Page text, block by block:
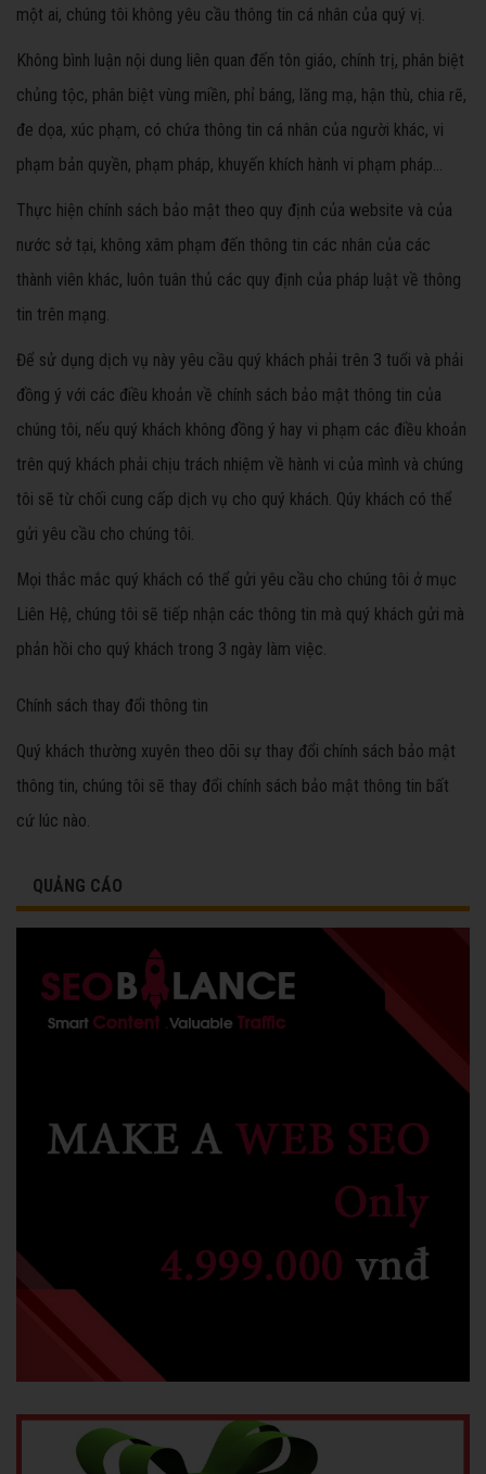
một ai, chúng tôi không yêu cầu thông tin cá nhân của quý vị.
Không bình luận nội dung liên quan đến tôn giáo, chính trị, phân biệt
chủng tộc, phân biệt vùng miền, phỉ báng, lăng mạ, hận thù, chia rẽ,
đe dọa, xúc phạm, có chứa thông tin cá nhân của người khác, vi
phạm bản quyền, phạm pháp, khuyến khích hành vi phạm pháp...
Thực hiện chính sách bảo mật theo quy định của website và của
nước sở tại, không xâm phạm đến thông tin các nhân của các
thành viên khác, luôn tuân thủ các quy định của pháp luật về thông
tin trên mạng.
Để sử dụng dịch vụ này yêu cầu quý khách phải trên 3 tuổi và phải
đồng ý với các điều khoản về chính sách bảo mật thông tin của
chúng tôi, nếu quý khách không đồng ý hay vi phạm các điều khoản
trên quý khách phải chịu trách nhiệm về hành vi của mình và chúng
tôi sẽ từ chối cung cấp dịch vụ cho quý khách. Qúy khách có thể
gửi yêu cầu cho chúng tôi.
Mọi thắc mắc quý khách có thể gửi yêu cầu cho chúng tôi ở mục
Liên Hệ, chúng tôi sẽ tiếp nhận các thông tin mà quý khách gửi mà
phản hồi cho quý khách trong 3 ngày làm việc.
Chính sách thay đổi thông tin
Quý khách thường xuyên theo dõi sự thay đổi chính sách bảo mật
thông tin, chúng tôi sẽ thay đổi chính sách bảo mật thông tin bất
cứ lúc nào.
QUẢNG CÁO